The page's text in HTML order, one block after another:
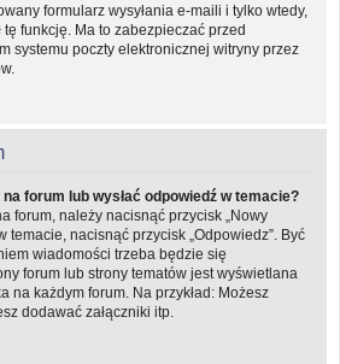
formularz wysyłania e-maili i tylko wtedy,
tę funkcję. Ma to zabezpieczać przed
systemu poczty elektronicznej witryny przez
forum lub wysłać odpowiedź w temacie?
forum, należy nacisnąć przycisk „Nowy
temacie, nacisnąć przycisk „Odpowiedz”. Być
wiadomości trzeba będzie się
forum lub strony tematów jest wyświetlana
na każdym forum. Na przykład: Możesz
dodawać załączniki itp.